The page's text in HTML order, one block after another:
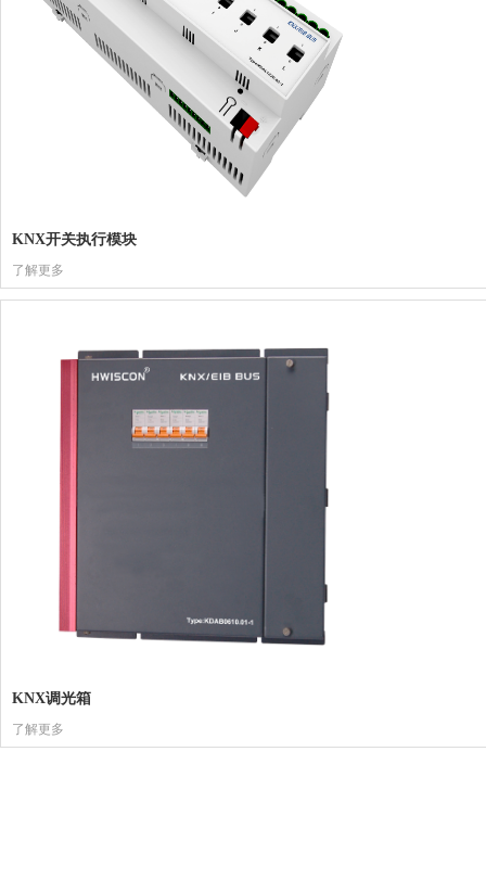
KNX开关执行模块
了解更多
KNX调光箱
了解更多